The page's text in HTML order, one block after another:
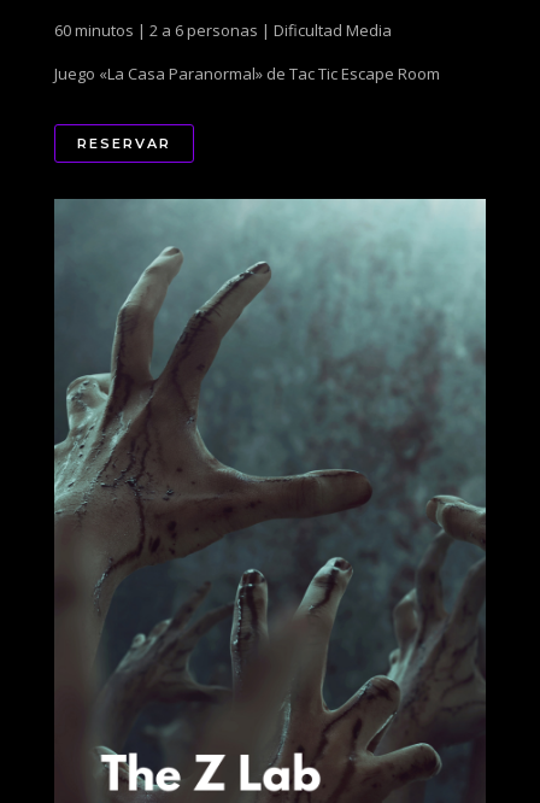
60 minutos | 2 a 6 personas | Dificultad Media
Juego «La Casa Paranormal» de Tac Tic Escape Room
RESERVAR